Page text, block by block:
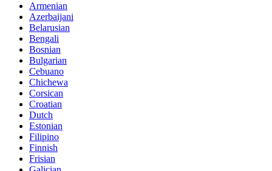
Armenian
Azerbaijani
Belarusian
Bengali
Bosnian
Bulgarian
Cebuano
Chichewa
Corsican
Croatian
Dutch
Estonian
Filipino
Finnish
Frisian